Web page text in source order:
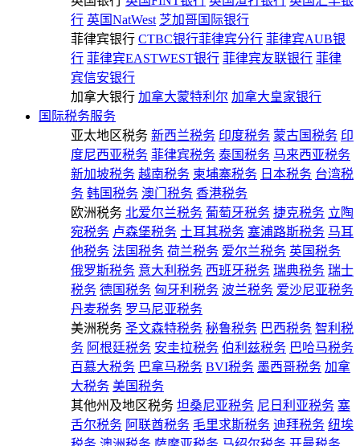
行 英国NatWest 芝加哥国际银行
菲律宾银行 CTBC银行菲律宾分行 菲律宾AUB银
行 菲律宾EASTWEST银行 菲律宾友联银行 菲律
宾信安银行
加拿大银行 加拿大蒙特利尔 加拿大皇家银行
国际税务服务
亚太地区税务 新西兰税务 印度税务 蒙古国税务 印
度尼西亚税务 菲律宾税务 泰国税务 马来西亚税务
新加坡税务 越南税务 柬埔寨税务 日本税务 台湾税
务 韩国税务 澳门税务 香港税务
欧洲税务 北爱尔兰税务 葡萄牙税务 捷克税务 立陶
宛税务 卢森堡税务 土耳其税务 塞浦路斯税务 马耳
他税务 法国税务 荷兰税务 爱尔兰税务 英国税务
俄罗斯税务 意大利税务 西班牙税务 瑞典税务 瑞士
税务 德国税务 匈牙利税务 波兰税务 爱沙尼亚税务
丹麦税务 罗马尼亚税务
美洲税务 圣文森特税务 秘鲁税务 巴西税务 智利税
务 阿根廷税务 安圭拉税务 伯利兹税务 巴哈马税务
百慕大税务 巴拿马税务 BVI税务 墨西哥税务 加拿
大税务 美国税务
其他州及地区税务 坦桑尼亚税务 尼日利亚税务 塞
舌尔税务 阿联酋税务 毛里求斯税务 迪拜税务 纽埃